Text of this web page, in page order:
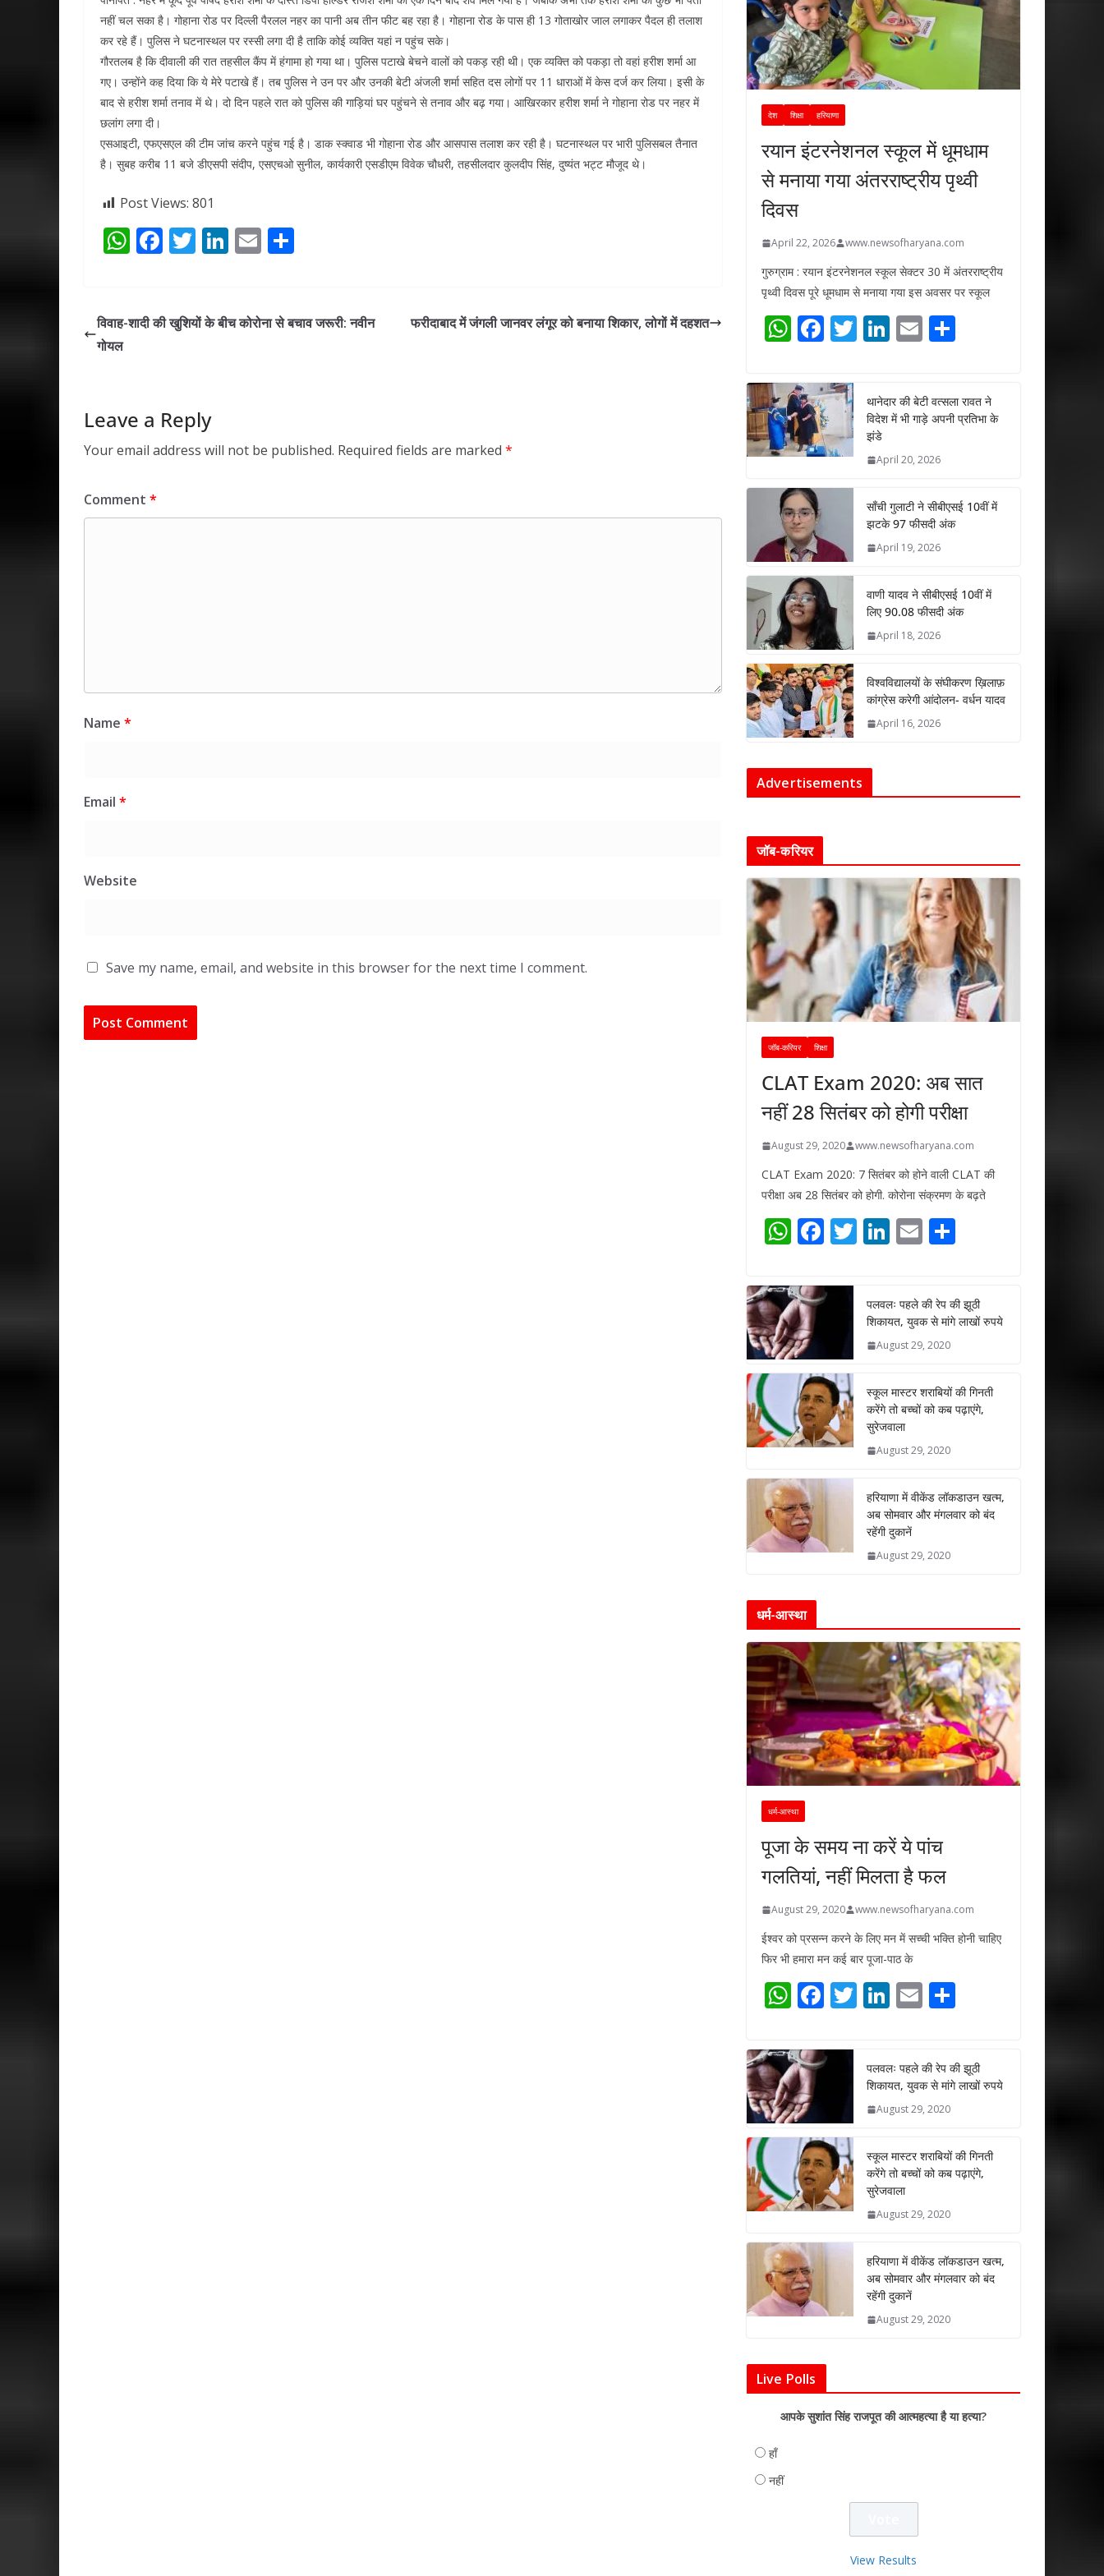
नहीं चल सका है। गोहाना रोड पर दिल्ली पैरलल नहर का पानी अब तीन फीट बह रहा है। गोहाना रोड के पास ही 13 गोताखोर जाल लगाकर पैदल ही तलाश
कर रहे हैं। पुलिस ने घटनास्थल पर रस्सी लगा दी है ताकि कोई व्यक्ति यहां न पहुंच सके।
गौरतलब है कि दीवाली की रात तहसील कैंप में हंगामा हो गया था। पुलिस पटाखे बेचने वालों को पकड़ रही थी। एक व्यक्ति को पकड़ा तो वहां हरीश शर्मा आ
गए। उन्होंने कह दिया कि ये मेरे पटाखे हैं। तब पुलिस ने उन पर और उनकी बेटी अंजली शर्मा सहित दस लोगों पर 11 धाराओं में केस दर्ज कर लिया। इसी के
बाद से हरीश शर्मा तनाव में थे। दो दिन पहले रात को पुलिस की गाड़ियां घर पहुंचने से तनाव और बढ़ गया। आखिरकार हरीश शर्मा ने गोहाना रोड पर नहर में
छलांग लगा दी।
एसआइटी, एफएसएल की टीम जांच करने पहुंच गई है। डाक स्क्वाड भी गोहाना रोड और आसपास तलाश कर रही है। घटनास्थल पर भारी पुलिसबल तैनात
है। सुबह करीब 11 बजे डीएसपी संदीप, एसएचओ सुनील, कार्यकारी एसडीएम विवेक चौधरी, तहसीलदार कुलदीप सिंह, दुष्‍यंत भट्ट मौजूद थे।
Post Views: 801
W
s
F
b
T
er
Li
e
E
l e
विवाह-शादी की खुशियों के बीच कोरोना से बचाव जरूरी: नवीन
गोयल
फरीदाबाद में जंगली जानवर लंगूर को बनाया शिकार, लोगों में दहशत
Leave a Reply
Your email address will not be published. Required fields are marked *
Comment *
Name *
Email *
Website
Save my name, email, and website in this browser for the next time I comment.
देश शिक्षा हरियाणा
रयान इंटरनेशनल स्कूल में धूमधाम
से मनाया गया अंतरराष्ट्रीय पृथ्वी
दिवस
April 22, 2026 www.newsofharyana.com
गुरुग्राम : रयान इंटरनेशनल स्कूल सेक्टर 30 में अंतरराष्ट्रीय
पृथ्वी दिवस पूरे धूमधाम से मनाया गया इस अवसर पर स्कूल
W
at
s
A
p
p
F
e
b
o
o
k
T
er
Li
e
dI
n
E
l e
थानेदार की बेटी वत्सला रावत ने
विदेश में भी गाड़े अपनी प्रतिभा के
झंडे
April 20, 2026
साँची गुलाटी ने सीबीएसई 10वीं में
झटके 97 फीसदी अंक
April 19, 2026
वाणी यादव ने सीबीएसई 10वीं में
लिए 90.08 फीसदी अंक
April 18, 2026
विश्वविद्यालयों के संघीकरण ख़िलाफ़
कांग्रेस करेगी आंदोलन- वर्धन यादव
April 16, 2026
Advertisements
जॉब-करियर
जॉब-करियर शिक्षा
CLAT Exam 2020: अब सात
नहीं 28 सितंबर को होगी परीक्षा
August 29, 2020 www.newsofharyana.com
CLAT Exam 2020: 7 सितंबर को होने वाली CLAT की
परीक्षा अब 28 सितंबर को होगी. कोरोना संक्रमण के बढ़ते
W
at
s
A
p
p
F
e
b
o
k
T
er
Li
e
dI
n
E
l e
पलवलः पहले की रेप की झूठी
शिकायत, युवक से मांगे लाखों रुपये
August 29, 2020
स्कूल मास्टर शराबियों की गिनती
करेंगे तो बच्चों को कब पढ़ाएंगे,
सुरेजवाला
August 29, 2020
हरियाणा में वीकेंड लॉकडाउन खत्म,
अब सोमवार और मंगलवार को बंद
रहेंगी दुकानें
August 29, 2020
धर्म-आस्था
धर्म-आस्था
पूजा के समय ना करें ये पांच
गलतियां, नहीं मिलता है फल
August 29, 2020 www.newsofharyana.com
ईश्वर को प्रसन्न करने के लिए मन में सच्ची भक्ति होनी चाहिए
फिर भी हमारा मन कई बार पूजा-पाठ के
W
at
s
A
p
p
F
e
b
o
k
T
er
Li
e
dI
n
E
l e
पलवलः पहले की रेप की झूठी
शिकायत, युवक से मांगे लाखों रुपये
August 29, 2020
स्कूल मास्टर शराबियों की गिनती
करेंगे तो बच्चों को कब पढ़ाएंगे,
सुरेजवाला
August 29, 2020
हरियाणा में वीकेंड लॉकडाउन खत्म,
अब सोमवार और मंगलवार को बंद
रहेंगी दुकानें
August 29, 2020
Live Polls
आपके सुशांत सिंह राजपूत की आत्महत्या है या हत्या?
हाँ
नहीं
View Results